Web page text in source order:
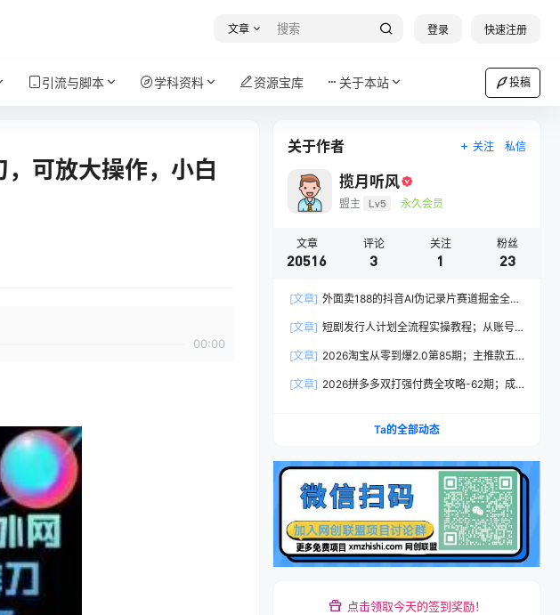
文章 登录 快速注册
引流与脚本 学科资料 资源宝库 关于本站 投稿
可放大操作，小白
00:00
关于作者 关注 私信
揽月听风
盟主 Lv5 永久会员
文章
20516
评论
3
关注
1
粉丝
23
[文章] 外面卖188的抖音AI伪记录片赛道掘金全攻
出高流量真实感内容
[文章] 短剧发行人计划全流程实操教程；从账号
手出单
[文章] 2026淘宝从零到爆2.0第85期；主推款五
基础权重
[文章] 2026拼多多双打强付费全攻略-62期；成
Ta的全部动态
点击领取今天的签到奖励！